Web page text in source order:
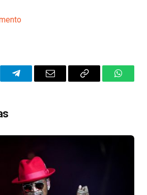
TelegramEmail
Copy